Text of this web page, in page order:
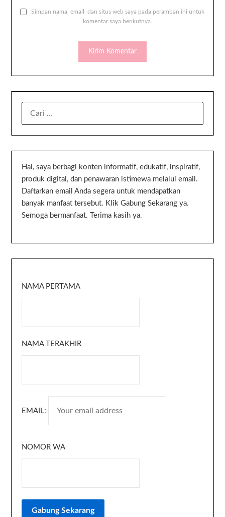
Simpan nama, email, dan situs web saya pada peramban ini untuk
komentar saya berikutnya.
Hai, saya berbagi konten informatif, edukatif, inspiratif,
produk digital, dan penawaran istimewa melalui email.
Daftarkan email Anda segera untuk mendapatkan
banyak manfaat tersebut. Klik Gabung Sekarang ya.
Semoga bermanfaat. Terima kasih ya.
NAMA PERTAMA
NAMA TERAKHIR
EMAIL:
NOMOR WA